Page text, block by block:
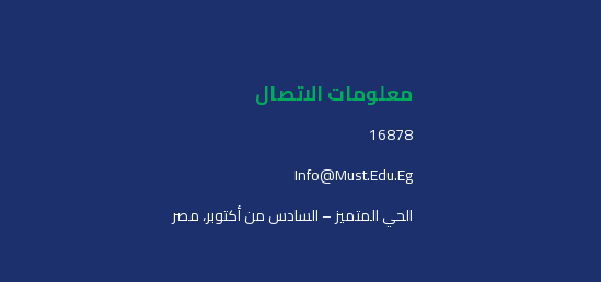
معلومات الاتصال
16878
Info@must.edu.eg
الحي المتميز – السادس من أكتوبر، مصر